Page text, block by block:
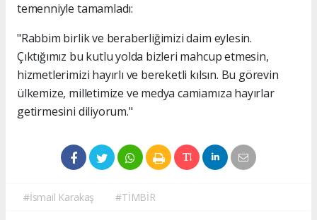
temenniyle tamamladı:
"Rabbim birlik ve beraberliğimizi daim eylesin.
Çıktığımız bu kutlu yolda bizleri mahcup etmesin,
hizmetlerimizi hayırlı ve bereketli kılsın. Bu görevin
ülkemize, milletimize ve medya camiamıza hayırlar
getirmesini diliyorum."
#İsmail Karakaş #TİMBİR